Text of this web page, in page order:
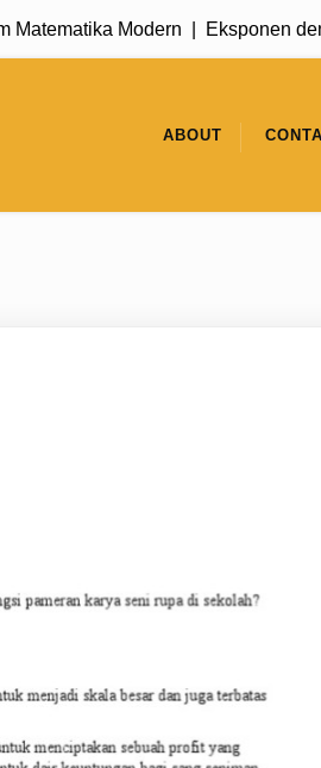
Modern |Eksponen dengan
ABOUT